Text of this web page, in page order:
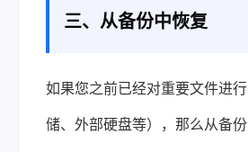
三、从备份中恢复
如果您之前已经对重要文件进
储、外部硬盘等），那么从备